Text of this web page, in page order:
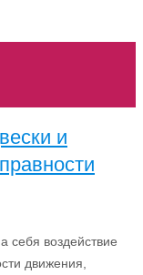
и
себя воздействие
движения,